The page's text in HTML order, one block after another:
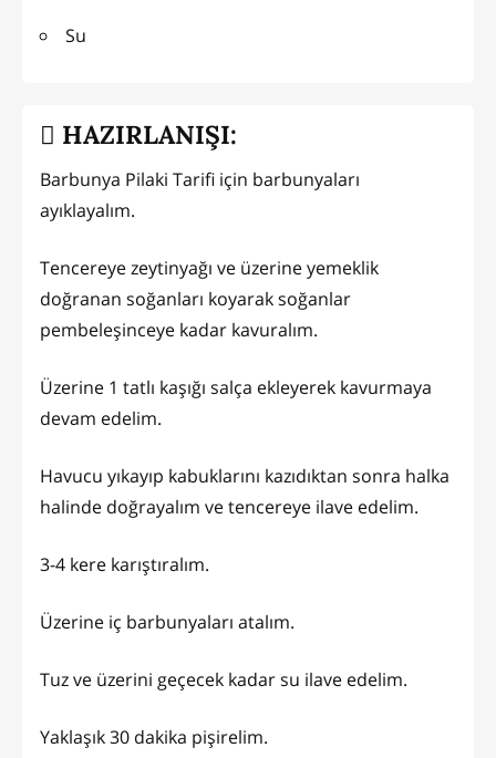
Su
HAZIRLANIŞI:
Barbunya Pilaki Tarifi için barbunyaları
ayıklayalım.
Tencereye zeytinyağı ve üzerine yemeklik
doğranan soğanları koyarak soğanlar
pembeleşinceye kadar kavuralım.
Üzerine 1 tatlı kaşığı salça ekleyerek kavurmaya
devam edelim.
Havucu yıkayıp kabuklarını kazıdıktan sonra halka
halinde doğrayalım ve tencereye ilave edelim.
3-4 kere karıştıralım.
Üzerine iç barbunyaları atalım.
Tuz ve üzerini geçecek kadar su ilave edelim.
Yaklaşık 30 dakika pişirelim.